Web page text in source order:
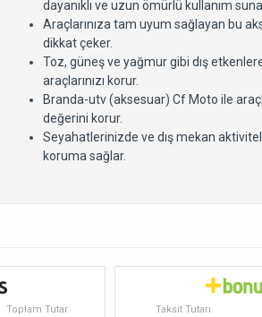
Cf Moto Cforce 625 Atv
Zforce 1000 Utv Uforce
1000 Xl Utv Ekran Koruma
dayanıklı ve uzun ömürlü kullanım
Araçlarınıza tam uyum sağlayan bu
dikkat çeker.
Toz, güneş ve yağmur gibi dış
araçlarınızı korur.
Branda-utv (aksesuar) Cf Moto ile
değerini korur.
Seyahatlerinizde ve dış mekan
koruma sağlar.
Toplam Tutar Taksit Tutarı